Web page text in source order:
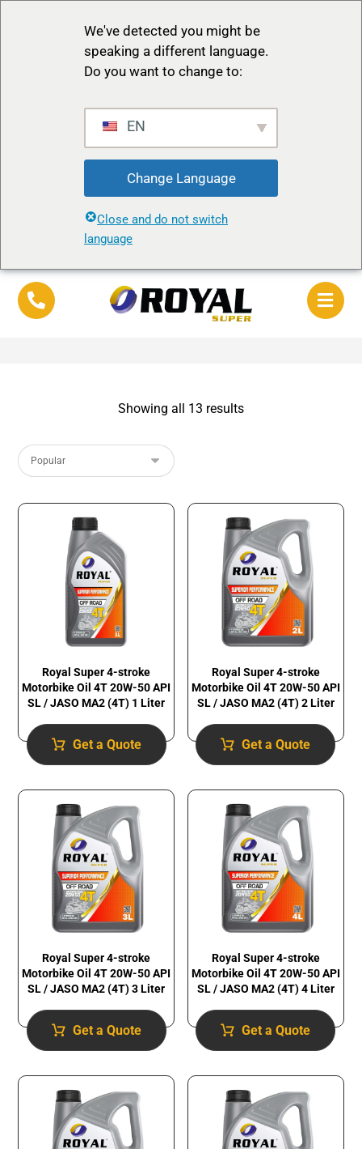
We've detected you might be
speaking a different language.
Do you want to change to:
EN
Change Language
Close and do not switch
language
Showing all 13 results
Royal Super 4-stroke
Motorbike Oil 4T 20W-50 API
SL / JASO MA2 (4T) 1 Liter
Get a Quote
Royal Super 4-stroke
Motorbike Oil 4T 20W-50 API
SL / JASO MA2 (4T) 2 Liter
Get a Quote
Royal Super 4-stroke
Motorbike Oil 4T 20W-50 API
SL / JASO MA2 (4T) 3 Liter
Get a Quote
Royal Super 4-stroke
Motorbike Oil 4T 20W-50 API
SL / JASO MA2 (4T) 4 Liter
Get a Quote